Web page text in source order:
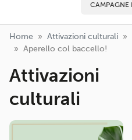
CAMPAGNE
Home Attivazioni culturali
Aperello col baccello!
Attivazioni
culturali